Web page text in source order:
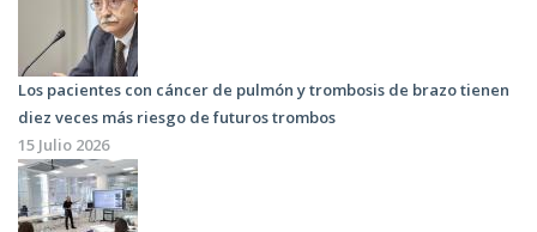
Los pacientes con cáncer de pulmón y trombosis de brazo tienen
diez veces más riesgo de futuros trombos
15 Julio 2026